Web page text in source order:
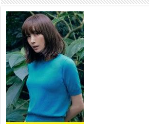
шугам хоолойн ажил 80
хувьтай үргэлжилж байна
2026 оны 7 сар 20 / 9 цаг 14 минут
Усархаг аадар бороо орж
байгаа тул аюулгүй байдлаа
хангаж, үер усны аюулаас
сэрэмжлэхийг нийслэлийн
Онцгой байдлын газраас анхааруулж байна
2026 оны 7 сар 20 / 9 цаг 09 минут
311 алба хаагч, 119 техник хэрэгсэлтэй ажиллаж
үер усны аюул, болзошгүй эрсдэлээс сэргийлж
байна